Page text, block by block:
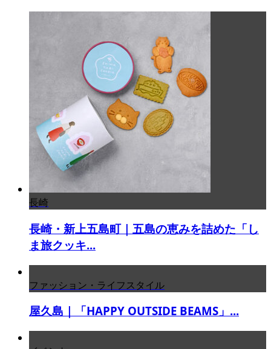
長崎
長崎・新上五島町｜五島の恵みを詰めた「し
ま旅クッキ...
ファッション・ライフスタイル
屋久島｜「HAPPY OUTSIDE BEAMS」...